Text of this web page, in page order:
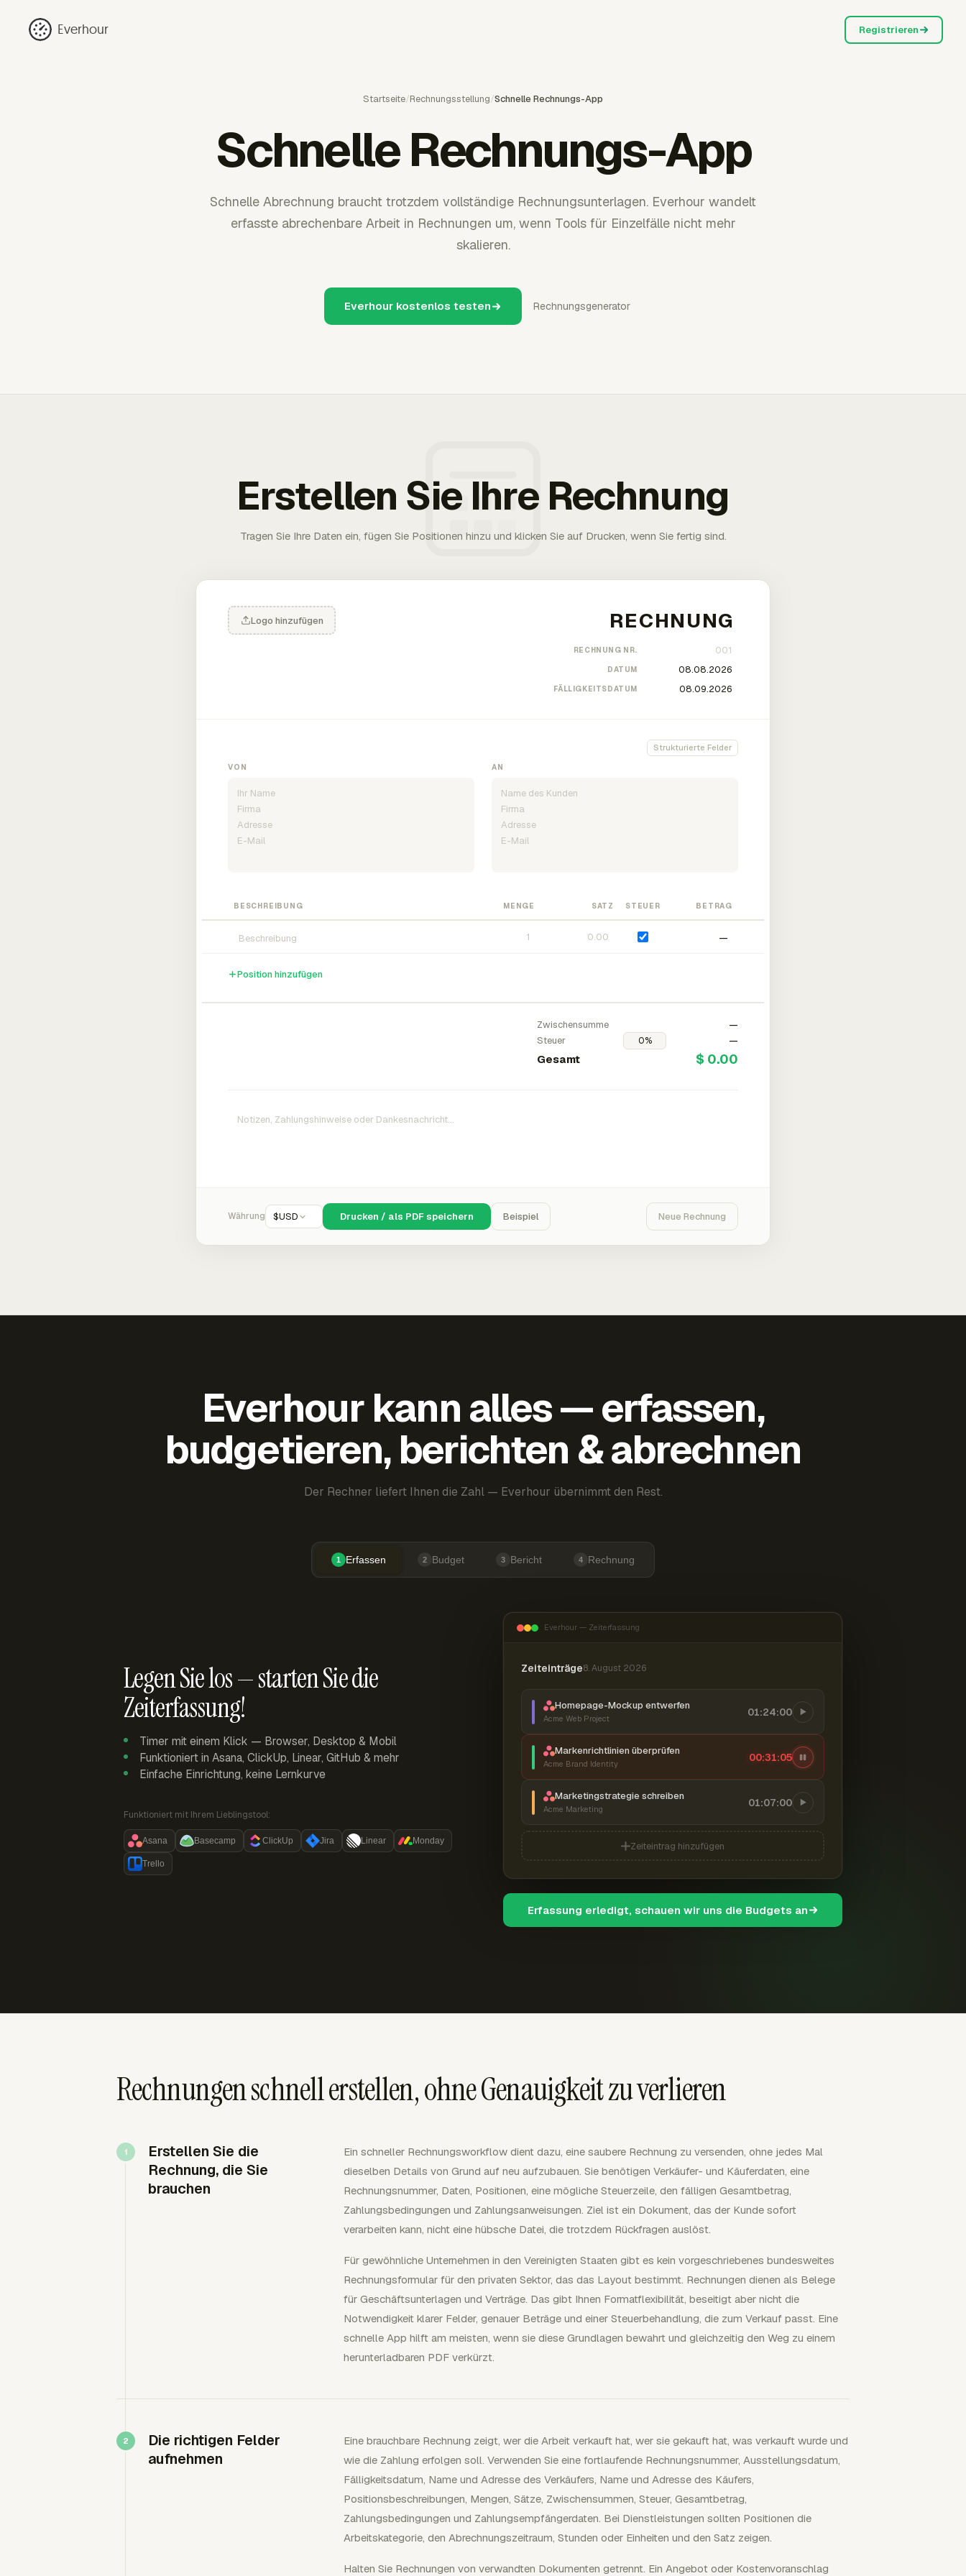
Everhour Registrieren
Startseite/Rechnungsstellung/Schnelle Rechnungs-App
Schnelle Rechnungs-App
Schnelle Abrechnung braucht trotzdem vollständige Rechnungsunterlagen. Everhour wandelt
erfasste abrechenbare Arbeit in Rechnungen um, wenn Tools für Einzelfälle nicht mehr
skalieren.
Everhour kostenlos testen Rechnungsgenerator
Erstellen Sie Ihre Rechnung
Tragen Sie Ihre Daten ein, fügen Sie Positionen hinzu und klicken Sie auf Drucken, wenn Sie fertig sind.
Logo hinzufügen
RECHNUNG NR.
DATUM
FÄLLIGKEITSDATUM
Strukturierte Felder
VON AN
BESCHREIBUNG MENGE SATZ STEUER BETRAG
—
Position hinzufügen
Zwischensumme
—
Steuer
—
Gesamt $ 0.00
Währung $USD Drucken / als PDF speichern Beispiel Neue Rechnung
Everhour kann alles — erfassen,
budgetieren, berichten & abrechnen
Der Rechner liefert Ihnen die Zahl — Everhour übernimmt den Rest.
1 Erfassen 2 Budget 3 Bericht 4 Rechnung
Legen Sie los — starten Sie die
Zeiterfassung!
Timer mit einem Klick — Browser, Desktop & Mobil
Funktioniert in Asana, ClickUp, Linear, GitHub & mehr
Einfache Einrichtung, keine Lernkurve
Funktioniert mit Ihrem Lieblingstool:
Asana Basecamp ClickUp Jira Linear Monday
Trello
Everhour — Zeiterfassung
Zeiteinträge8. August 2026
Homepage-Mockup entwerfen
Acme Web Project
01:24:00
Markenrichtlinien überprüfen
Acme Brand Identity
00:31:06
Marketingstrategie schreiben
Acme Marketing
01:07:00
Zeiteintrag hinzufügen
Erfassung erledigt, schauen wir uns die Budgets an
Rechnungen schnell erstellen, ohne Genauigkeit zu verlieren
Erstellen Sie die
Rechnung, die Sie
brauchen
Ein schneller Rechnungsworkflow dient dazu, eine saubere Rechnung zu versenden, ohne jedes Mal
dieselben Details von Grund auf neu aufzubauen. Sie benötigen Verkäufer- und Käuferdaten, eine
Rechnungsnummer, Daten, Positionen, eine mögliche Steuerzeile, den fälligen Gesamtbetrag,
Zahlungsbedingungen und Zahlungsanweisungen. Ziel ist ein Dokument, das der Kunde sofort
verarbeiten kann, nicht eine hübsche Datei, die trotzdem Rückfragen auslöst.
Für gewöhnliche Unternehmen in den Vereinigten Staaten gibt es kein vorgeschriebenes bundesweites
Rechnungsformular für den privaten Sektor, das das Layout bestimmt. Rechnungen dienen als Belege
für Geschäftsunterlagen und Verträge. Das gibt Ihnen Formatflexibilität, beseitigt aber nicht die
Notwendigkeit klarer Felder, genauer Beträge und einer Steuerbehandlung, die zum Verkauf passt. Eine
schnelle App hilft am meisten, wenn sie diese Grundlagen bewahrt und gleichzeitig den Weg zu einem
herunterladbaren PDF verkürzt.
Die richtigen Felder
aufnehmen
Eine brauchbare Rechnung zeigt, wer die Arbeit verkauft hat, wer sie gekauft hat, was verkauft wurde und
wie die Zahlung erfolgen soll. Verwenden Sie eine fortlaufende Rechnungsnummer, Ausstellungsdatum,
Fälligkeitsdatum, Name und Adresse des Verkäufers, Name und Adresse des Käufers,
Positionsbeschreibungen, Mengen, Sätze, Zwischensummen, Steuer, Gesamtbetrag,
Zahlungsbedingungen und Zahlungsempfängerdaten. Bei Dienstleistungen sollten Positionen die
Arbeitskategorie, den Abrechnungszeitraum, Stunden oder Einheiten und den Satz zeigen.
Halten Sie Rechnungen von verwandten Dokumenten getrennt. Ein Angebot oder Kostenvoranschlag